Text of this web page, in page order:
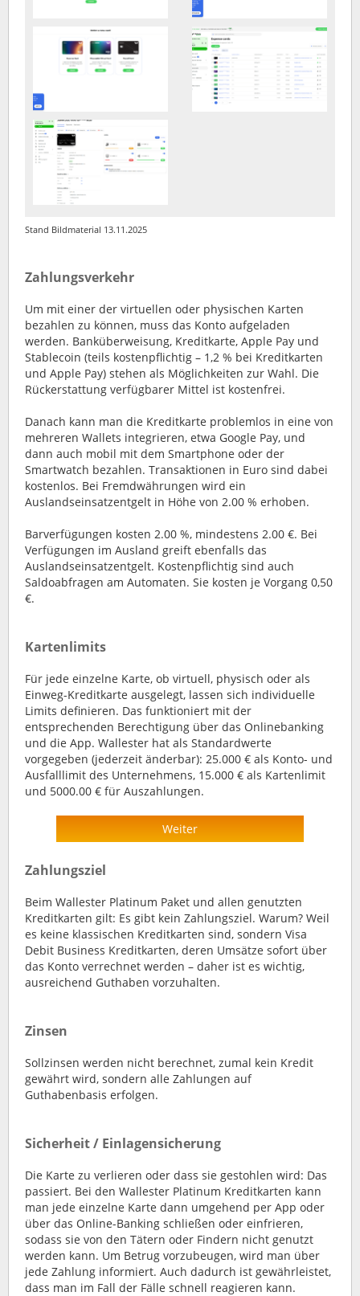
Stand Bildmaterial 13.11.2025
Zahlungsverkehr
Um mit einer der virtuellen oder physischen Karten
bezahlen zu können, muss das Konto aufgeladen
werden. Banküberweisung, Kreditkarte, Apple Pay und
Stablecoin (teils kostenpflichtig – 1,2 % bei Kreditkarten
und Apple Pay) stehen als Möglichkeiten zur Wahl. Die
Rückerstattung verfügbarer Mittel ist kostenfrei.
Danach kann man die Kreditkarte problemlos in eine von
mehreren Wallets integrieren, etwa Google Pay, und
dann auch mobil mit dem Smartphone oder der
Smartwatch bezahlen. Transaktionen in Euro sind dabei
kostenlos. Bei Fremdwährungen wird ein
Auslandseinsatzentgelt in Höhe von 2.00 % erhoben.
Barverfügungen kosten 2.00 %, mindestens 2.00 €. Bei
Verfügungen im Ausland greift ebenfalls das
Auslandseinsatzentgelt. Kostenpflichtig sind auch
Saldoabfragen am Automaten. Sie kosten je Vorgang 0,50
€.
Kartenlimits
Für jede einzelne Karte, ob virtuell, physisch oder als
Einweg-Kreditkarte ausgelegt, lassen sich individuelle
Limits definieren. Das funktioniert mit der
entsprechenden Berechtigung über das Onlinebanking
und die App. Wallester hat als Standardwerte
vorgegeben (jederzeit änderbar): 25.000 € als Konto- und
Ausfalllimit des Unternehmens, 15.000 € als Kartenlimit
und 5000.00 € für Auszahlungen.
Weiter
Zahlungsziel
Beim Wallester Platinum Paket und allen genutzten
Kreditkarten gilt: Es gibt kein Zahlungsziel. Warum? Weil
es keine klassischen Kreditkarten sind, sondern Visa
Debit Business Kreditkarten, deren Umsätze sofort über
das Konto verrechnet werden – daher ist es wichtig,
ausreichend Guthaben vorzuhalten.
Zinsen
Sollzinsen werden nicht berechnet, zumal kein Kredit
gewährt wird, sondern alle Zahlungen auf
Guthabenbasis erfolgen.
Sicherheit / Einlagensicherung
Die Karte zu verlieren oder dass sie gestohlen wird: Das
passiert. Bei den Wallester Platinum Kreditkarten kann
man jede einzelne Karte dann umgehend per App oder
über das Online-Banking schließen oder einfrieren,
sodass sie von den Tätern oder Findern nicht genutzt
werden kann. Um Betrug vorzubeugen, wird man über
jede Zahlung informiert. Auch dadurch ist gewährleistet,
dass man im Fall der Fälle schnell reagieren kann.